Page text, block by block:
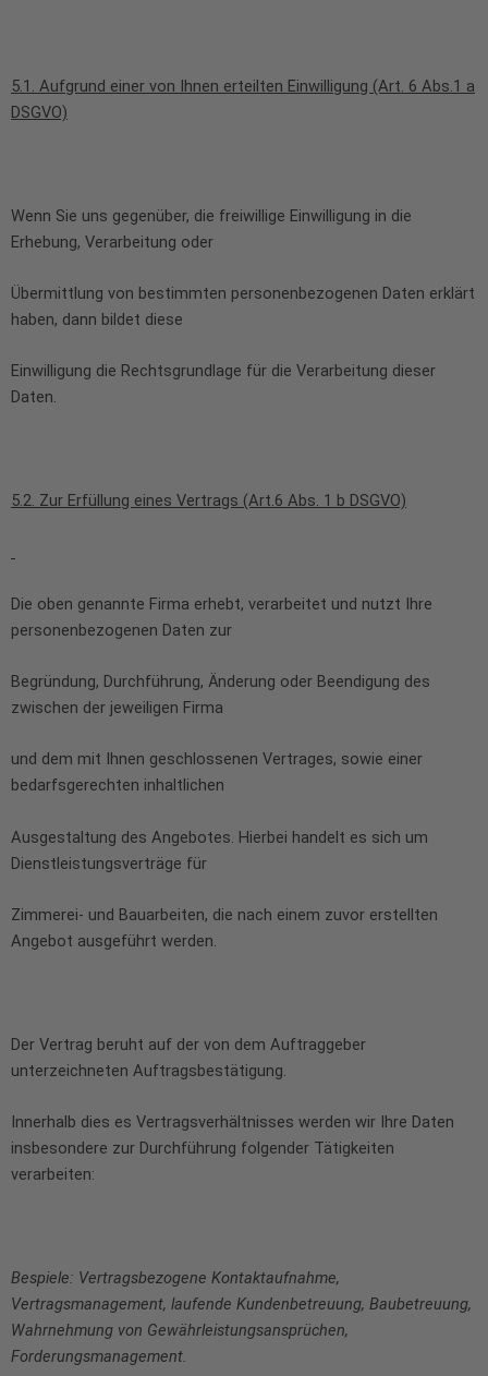
5.1. Aufgrund einer von Ihnen erteilten Einwilligung (Art. 6 Abs.1 a
DSGVO)
Wenn Sie uns gegenüber, die freiwillige Einwilligung in die
Erhebung, Verarbeitung oder
Übermittlung von bestimmten personenbezogenen Daten erklärt
haben, dann bildet diese
Einwilligung die Rechtsgrundlage für die Verarbeitung dieser
Daten.
5.2. Zur Erfüllung eines Vertrags (Art.6 Abs. 1 b DSGVO)
Die oben genannte Firma erhebt, verarbeitet und nutzt Ihre
personenbezogenen Daten zur
Begründung, Durchführung, Änderung oder Beendigung des
zwischen der jeweiligen Firma
und dem mit Ihnen geschlossenen Vertrages, sowie einer
bedarfsgerechten inhaltlichen
Ausgestaltung des Angebotes. Hierbei handelt es sich um
Dienstleistungsverträge für
Zimmerei- und Bauarbeiten, die nach einem zuvor erstellten
Angebot ausgeführt werden.
Der Vertrag beruht auf der von dem Auftraggeber
unterzeichneten Auftragsbestätigung.
Innerhalb dies es Vertragsverhältnisses werden wir Ihre Daten
insbesondere zur Durchführung folgender Tätigkeiten
verarbeiten:
Bespiele: Vertragsbezogene Kontaktaufnahme,
Vertragsmanagement, laufende Kundenbetreuung, Baubetreuung,
Wahrnehmung von Gewährleistungsansprüchen,
Forderungsmanagement.